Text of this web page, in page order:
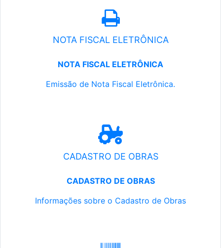
NOTA FISCAL ELETRÔNICA
NOTA FISCAL ELETRÔNICA
Emissão de Nota Fiscal Eletrônica.
CADASTRO DE OBRAS
CADASTRO DE OBRAS
Informações sobre o Cadastro de Obras